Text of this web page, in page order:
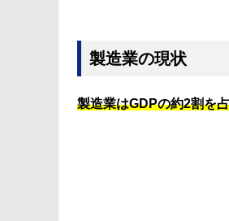
製造業の現状
製造業はGDPの約2割を